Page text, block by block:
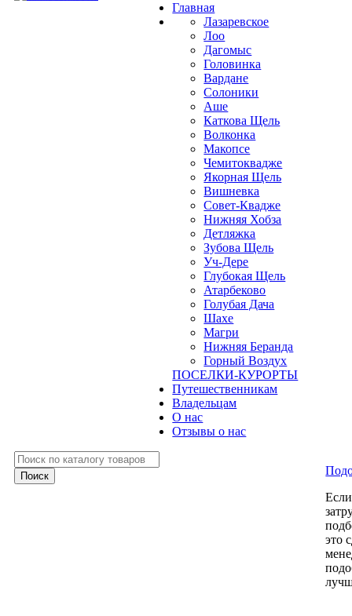
Главная
Лазаревское
Лоо
Дагомыс
Головинка
Вардане
Солоники
Аше
Каткова Щель
Волконка
Макопсе
Чемитоквадже
Якорная Щель
Вишневка
Совет-Квадже
Нижняя Хобза
Детляжка
Зубова Щель
Уч-Дере
Глубокая Щель
Атарбеково
Голубая Дача
Шахе
Магри
Нижняя Беранда
Горный Воздух
ПОСЕЛКИ-КУРОРТЫ
Путешественникам
Владельцам
О нас
Отзывы о нас
это